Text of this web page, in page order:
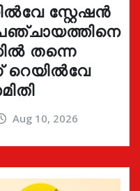
സ്റ്റേഷൻ
തന്നെ
റെയിൽവേ
Aug 10, 2026